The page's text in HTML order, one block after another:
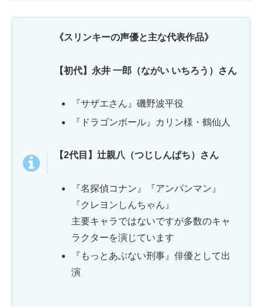
《スリンキーの声優と主な代表作品》
【初代】永井 一郎（ながい いちろう）さん
『サザエさん』磯野波平役
『ドラゴンボール』カリン様・鶴仙人
【2代目】辻親八（つじしんぱち）さん
『名探偵コナン』『アンパンマン』
『クレヨンしんちゃん』
主要キャラではないですが多数のキャ
ラクターを演じています
『もっとあぶない刑事』俳優として出
演